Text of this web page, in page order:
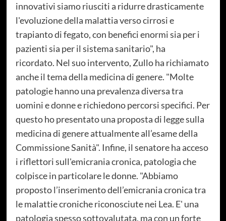
innovativi siamo riusciti a ridurre drasticamente
l'evoluzione della malattia verso cirrosi e
trapianto di fegato, con benefici enormi sia per i
pazienti sia per il sistema sanitario", ha
ricordato. Nel suo intervento, Zullo ha richiamato
anche il tema della medicina di genere. "Molte
patologie hanno una prevalenza diversa tra
uomini e donne e richiedono percorsi specifici. Per
questo ho presentato una proposta di legge sulla
medicina di genere attualmente all’esame della
Commissione Sanità". Infine, il senatore ha acceso
i riflettori sull'emicrania cronica, patologia che
colpisce in particolare le donne. "Abbiamo
proposto l’inserimento dell’emicrania cronica tra
le malattie croniche riconosciute nei Lea. E' una
patologia spesso sottovalutata, ma con un forte